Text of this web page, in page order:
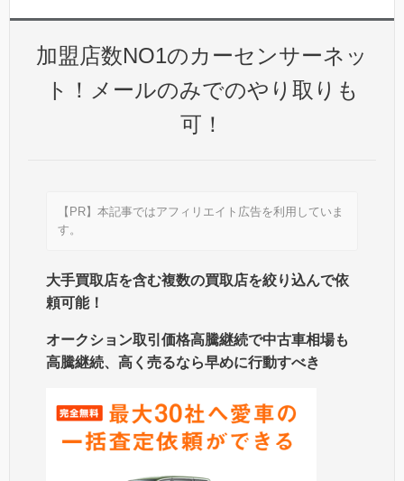
加盟店数NO1のカーセンサーネッ
ト！メールのみでのやり取りも
可！
【PR】本記事ではアフィリエイト広告を利用していま
す。
大手買取店を含む複数の買取店を絞り込んで依
頼可能！
オークション取引価格高騰継続で中古車相場も
高騰継続、高く売るなら早めに行動すべき